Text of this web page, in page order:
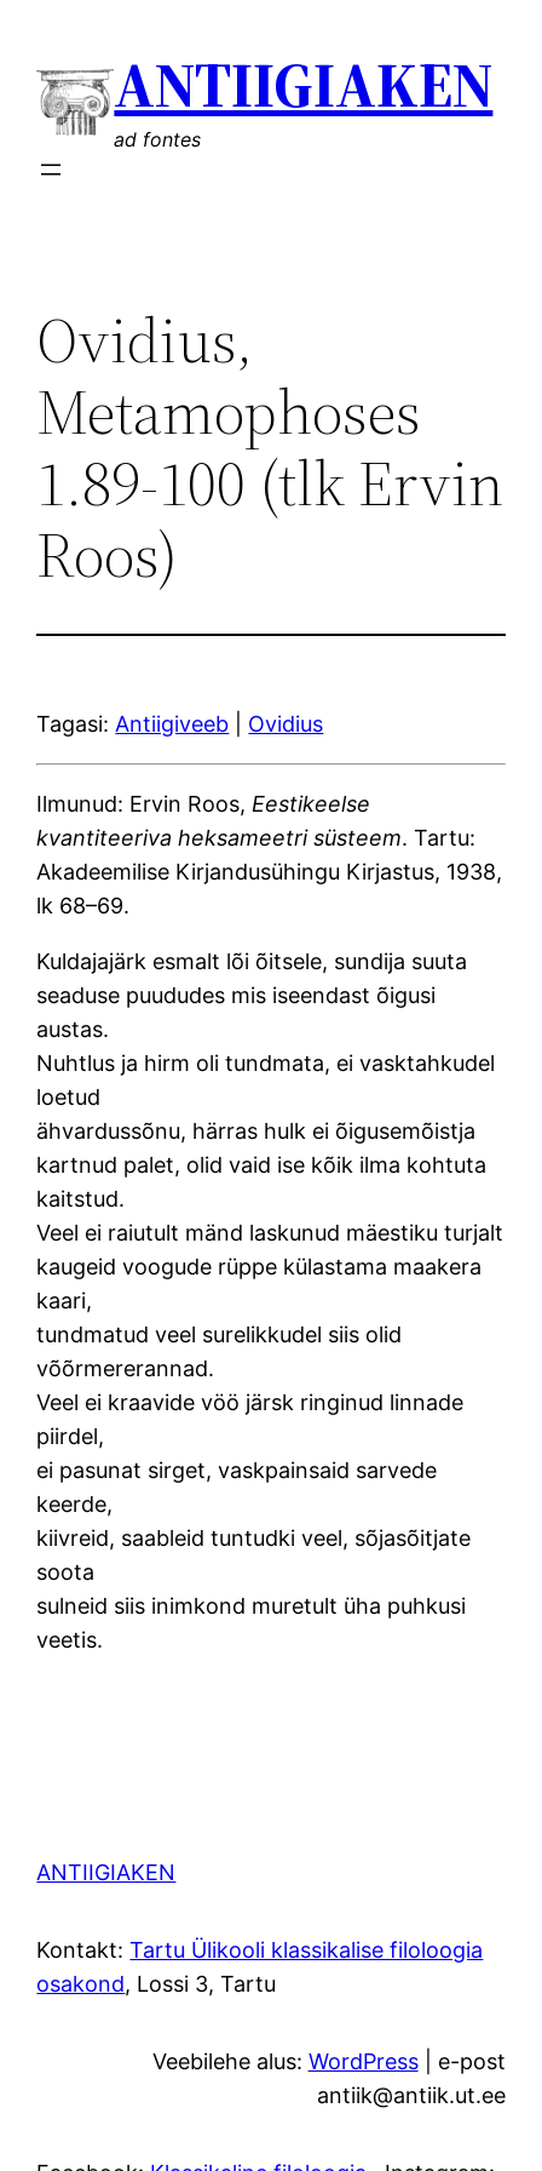
sisu
juurde
ANTIIGIAKEN
ad fontes
Ovidius,
Metamophoses
1.89-100 (tlk Ervin
Roos)
Tagasi: Antiigiveeb Ovidius
Ilmunud: Ervin Roos, Eestikeelse
kvantiteeriva heksameetri süsteem. Tartu:
Akadeemilise Kirjandusühingu Kirjastus, 1938,
lk 68–69.
Kuldajajärk esmalt lõi õitsele, sundija suuta
seaduse puududes mis iseendast õigusi
austas.
Nuhtlus ja hirm oli tundmata, ei vasktahkudel
loetud
ähvardussõnu, härras hulk ei õigusemõistja
kartnud palet, olid vaid ise kõik ilma kohtuta
kaitstud.
Veel ei raiutult mänd laskunud mäestiku turjalt
kaugeid voogude rüppe külastama maakera
kaari,
tundmatud veel surelikkudel siis olid
võõrmererannad.
Veel ei kraavide vöö järsk ringinud linnade
piirdel,
ei pasunat sirget, vaskpainsaid sarvede
keerde,
kiivreid, saableid tuntudki veel, sõjasõitjate
soota
sulneid siis inimkond muretult üha puhkusi
veetis.
ANTIIGIAKEN
Kontakt:Tartu Ülikooli klassikalise filoloogia
osakond, Lossi 3, Tartu
Veebilehe alus: WordPress| e-post
antiik@antiik.ut.ee